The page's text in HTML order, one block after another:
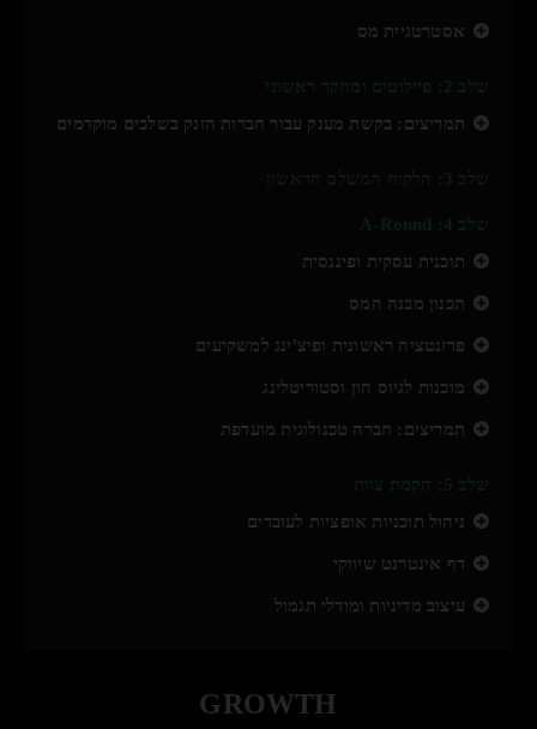
אסטרטגיית מס
תמריצים: בקשת מענק עבור חברות הזנק בשלבים מוקדמים
תוכנית עסקית ופיננסית
תכנון מבנה המס
פרזנטציה ראשונית ופיצ'ינג למשקיעים
מוכנות לגיוס הון וסטוריטלינג
תמריצים: חברה טכנולוגית מועדפת
ניהול תוכניות אופציות לעובדים
דף אינטרנט שיווקי
עיצוב מדיניות ומודלי תגמול
GROWTH